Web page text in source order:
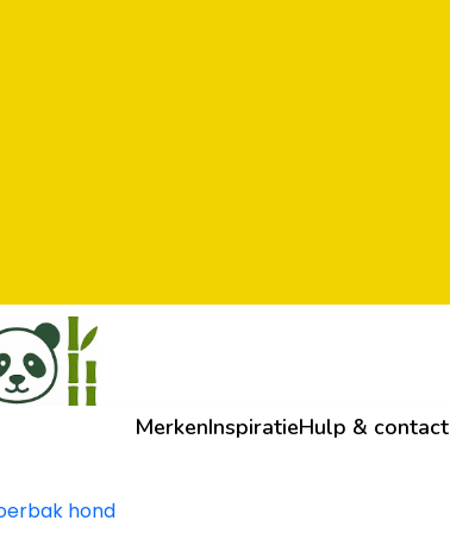
hond
MerkenInspiratieHulp & contact